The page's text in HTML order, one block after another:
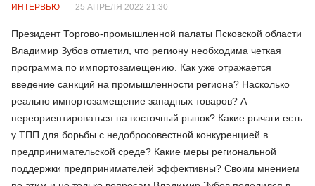
ИНТЕРВЬЮ 25 АПРЕЛЯ 2022 21:30
Президент Торгово-промышленной палаты Псковской области
Владимир Зубов отметил, что региону необходима четкая
программа по импортозамещению. Как уже отражается
введение санкций на промышленности региона? Насколько
реально импортозамещение западных товаров? А
переориентироваться на восточный рынок? Какие рычаги есть
у ТПП для борьбы с недобросовестной конкуренцией в
предпринимательской среде? Какие меры региональной
поддержки предпринимателей эффективны? Своим мнением